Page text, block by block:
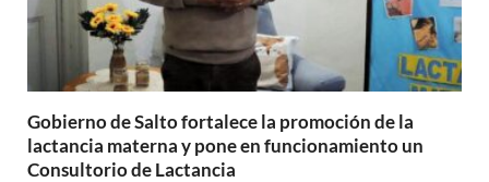
Gobierno de Salto fortalece la promoción de la
lactancia materna y pone en funcionamiento un
Consultorio de Lactancia